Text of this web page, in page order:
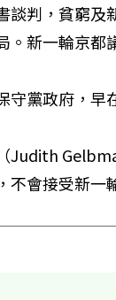
談判，貧窮
。新一輪京都
守黨政府，早
Judith
不會接受新一